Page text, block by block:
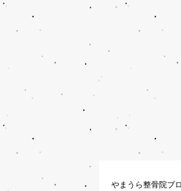
やまうら整骨院ブ